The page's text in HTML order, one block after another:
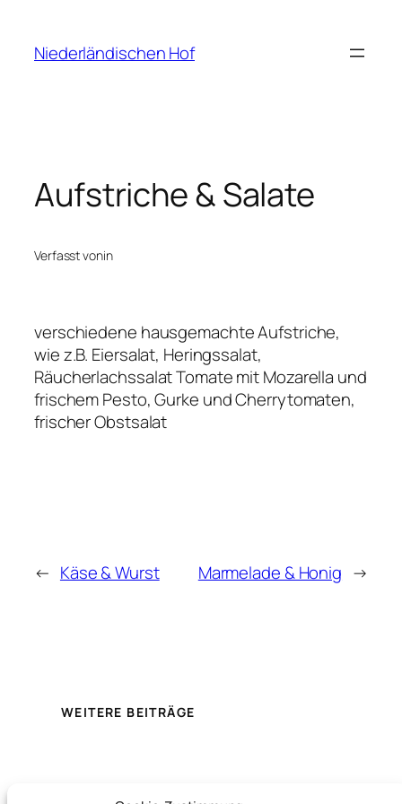
Niederländischen Hof
Aufstriche & Salate
Verfasst vonin
verschiedene hausgemachte Aufstriche,
wie z.B. Eiersalat, Heringssalat,
Räucherlachssalat Tomate mit Mozarella und
frischem Pesto, Gurke und Cherrytomaten,
frischer Obstsalat
← Käse & Wurst Marmelade & Honig →
WEITERE BEITRÄGE